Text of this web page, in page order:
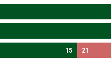
15 21